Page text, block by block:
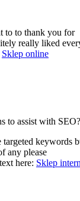
to to thank you for
really liked
Sklep online
to assist with SEO?
keywords
any please
here: Sklep